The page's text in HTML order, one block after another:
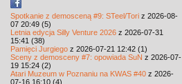
Spotkanie z demosceną #9: STeel/Tori z 2026-08-
07 20:49 (5)
Letnia edycja Silly Venture 2026 z 2026-07-31
15:41 (38)
Pamięci Jurgiego z 2026-07-21 12:42 (1)
Sceny z demosceny #7: opowiada SuN z 2026-07-
19 15:24 (2)
Atari Muzeum w Poznaniu na KWAS #40 z 2026-
07-16 16:10 (4)